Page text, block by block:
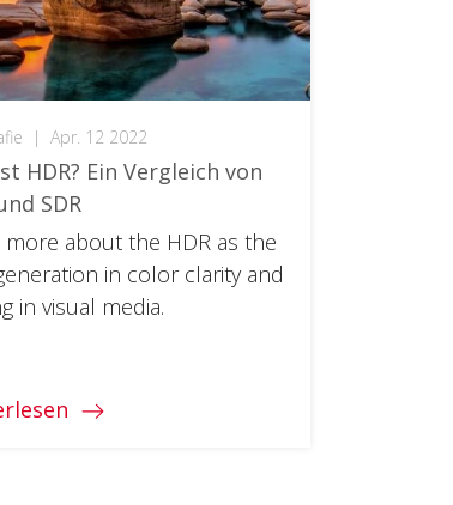
| Apr. 12 2022
HDR? Ein Vergleich von
SDR
more about the HDR as the
in color clarity and
in visual media.